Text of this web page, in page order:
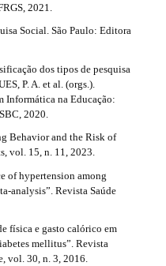
2021.
Social. São Paulo: Editora
dos tipos de pesquisa
P. A. et al. (orgs.).
Informática na Educação:
2020.
Behavior and the Risk of
vol. 15, n. 11, 2023.
of hypertension among
analysis”. Revista Saúde
física e gasto calórico em
mellitus”. Revista
vol. 30, n. 3, 2016.